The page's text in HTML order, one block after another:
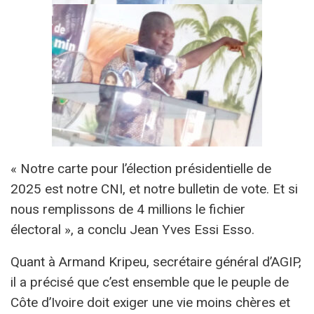
« Notre carte pour l’élection présidentielle de
2025 est notre CNI, et notre bulletin de vote. Et si
nous remplissons de 4 millions le fichier
électoral », a conclu Jean Yves Essi Esso.
Quant à Armand Kripeu, secrétaire général d’AGIP,
il a précisé que c’est ensemble que le peuple de
Côte d’Ivoire doit exiger une vie moins chères et